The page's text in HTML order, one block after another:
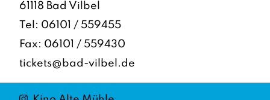
61118 Bad Vilbel
Tel: 06101 / 559455
Fax: 06101 / 559430
tickets@bad-vilbel.de